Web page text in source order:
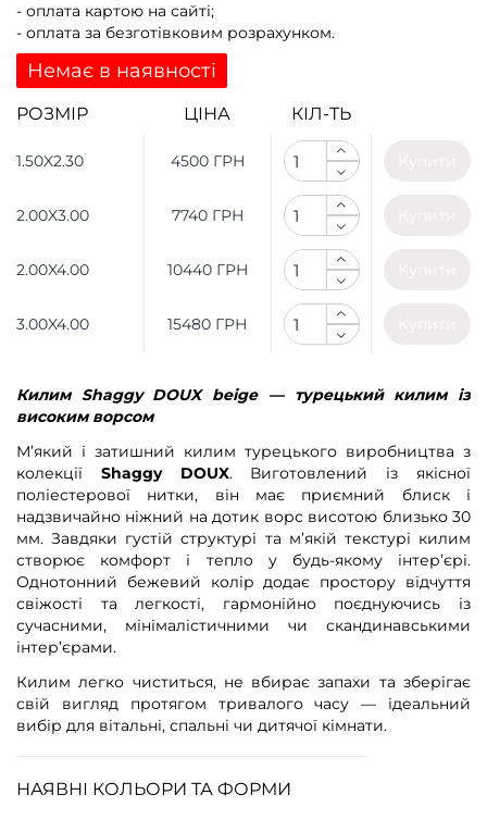
- оплата картою на сайті;
- оплата за безготівковим розрахунком.
Немає в наявності
РОЗМІР ЦІНА КІЛ-ТЬ
1.50X2.30 4500 ГРН
2.00X3.00 7740 ГРН
2.00X4.00 10440 ГРН
3.00X4.00 15480 ГРН
Килим Shaggy DOUX beige— турецький килим із
високим ворсом
М’який і затишний килим турецького виробництва з
колекції Shaggy DOUX. Виготовлений із якісної
поліестерової нитки, він має приємний блиск і
надзвичайно ніжний на дотик ворс висотою близько 30
мм. Завдяки густій структурі та м’якій текстурі килим
створює комфорт і тепло у будь-якому інтер’єрі.
Однотонний бежевий колір додає простору відчуття
свіжості та легкості, гармонійно поєднуючись із
сучасними, мінімалістичними чи скандинавськими
інтер’єрами.
Килим легко чиститься, не вбирає запахи та зберігає
свій вигляд протягом тривалого часу — ідеальний
вибір для вітальні, спальні чи дитячої кімнати.
НАЯВНІ КОЛЬОРИ ТА ФОРМИ